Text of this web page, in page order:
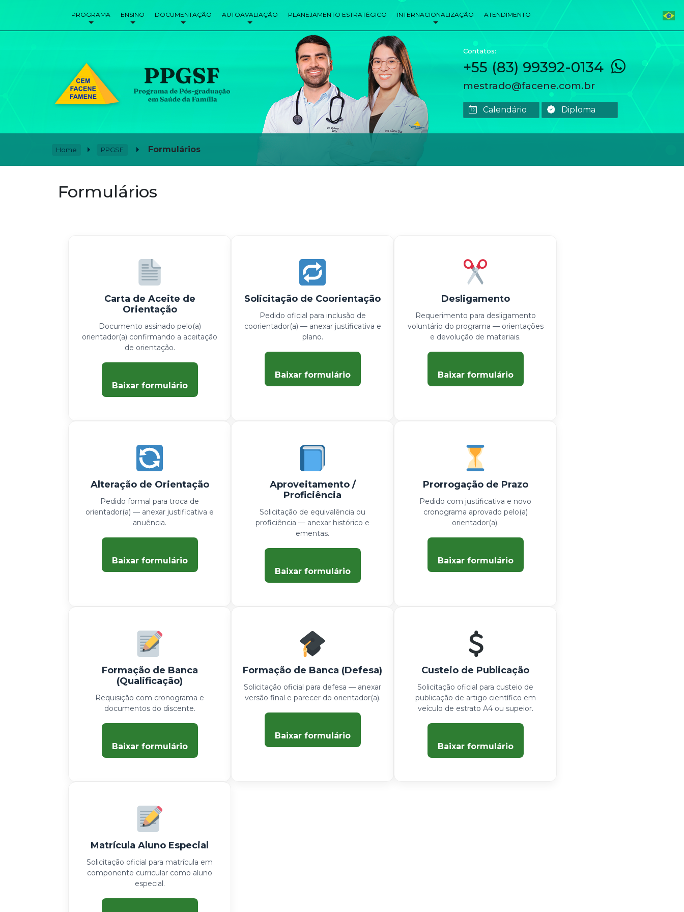
PROGRAMA ENSINO DOCUMENTAÇÃO AUTOAVALIAÇÃO PLANEJAMENTO ESTRATÉGICO INTERNACIONALIZAÇÃO ATENDIMENTO
Contatos:
+55 (83) 99392-0134
mestrado@facene.com.br
Calendário Diploma
Home PPGSF Formulários
Formulários
Carta de Aceite de
Orientação
Documento assinado pelo(a)
orientador(a) confirmando a aceitação
de orientação.
Baixar formulário
Solicitação de Coorientação
Pedido oficial para inclusão de
coorientador(a) — anexar justificativa e
plano.
Baixar formulário
Desligamento
Requerimento para desligamento
voluntário do programa — orientações
e devolução de materiais.
Baixar formulário
Alteração de Orientação
Pedido formal para troca de
orientador(a) — anexar justificativa e
anuência.
Baixar formulário
Aproveitamento /
Proficiência
Solicitação de equivalência ou
proficiência — anexar histórico e
ementas.
Baixar formulário
Prorrogação de Prazo
Pedido com justificativa e novo
cronograma aprovado pelo(a)
orientador(a).
Baixar formulário
Formação de Banca
(Qualificação)
Requisição com cronograma e
documentos do discente.
Baixar formulário
Formação de Banca (Defesa)
Solicitação oficial para defesa — anexar
versão final e parecer do orientador(a).
Baixar formulário
Custeio de Publicação
Solicitação oficial para custeio de
publicação de artigo científico em
veículo de estrato A4 ou supeior.
Baixar formulário
Matrícula Aluno Especial
Solicitação oficial para matrícula em
componente curricular como aluno
especial.